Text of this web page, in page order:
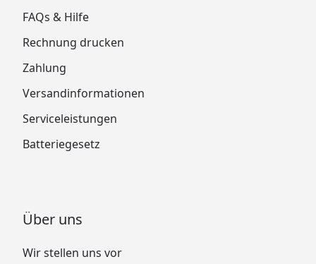
FAQs & Hilfe
Rechnung drucken
Zahlung
Versandinformationen
Serviceleistungen
Batteriegesetz
Über uns
Wir stellen uns vor